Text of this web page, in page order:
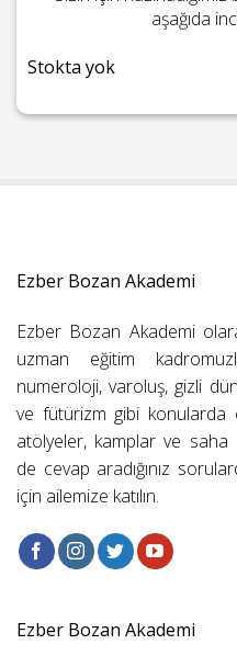
aşağıda
Stokta yok
Ezber Bozan Akademi
Ezber Bozan Akademi
uzman eğitim
numeroloji, varoluş, gizli
ve fütürizm gibi konularda
atölyeler, kamplar ve saha
de cevap aradığınız
için ailemize katılın.
Ezber Bozan Akademi